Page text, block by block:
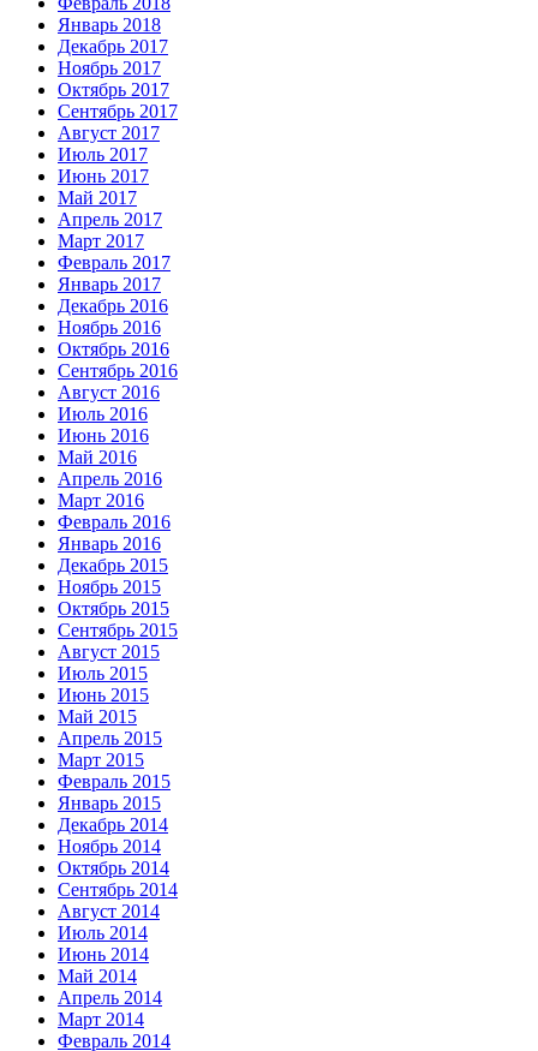
Январь 2018
Декабрь 2017
Ноябрь 2017
Октябрь 2017
Сентябрь 2017
Август 2017
Июль 2017
Июнь 2017
Май 2017
Апрель 2017
Март 2017
Февраль 2017
Январь 2017
Декабрь 2016
Ноябрь 2016
Октябрь 2016
Сентябрь 2016
Август 2016
Июль 2016
Июнь 2016
Май 2016
Апрель 2016
Март 2016
Февраль 2016
Январь 2016
Декабрь 2015
Ноябрь 2015
Октябрь 2015
Сентябрь 2015
Август 2015
Июль 2015
Июнь 2015
Май 2015
Апрель 2015
Март 2015
Февраль 2015
Январь 2015
Декабрь 2014
Ноябрь 2014
Октябрь 2014
Сентябрь 2014
Август 2014
Июль 2014
Июнь 2014
Май 2014
Апрель 2014
Март 2014
Февраль 2014